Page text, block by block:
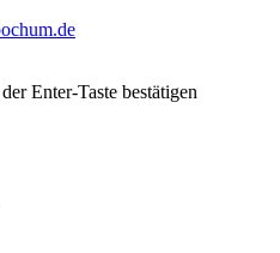
Enter-Taste bestätigen